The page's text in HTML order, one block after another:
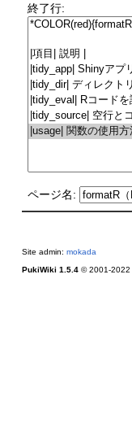
終了行:
ページ名:
Site admin: mokada
PukiWiki 1.5.4© 2001-2022